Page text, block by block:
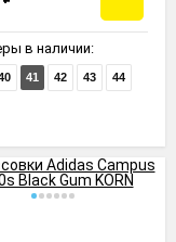
в наличии:
41 42 43 44